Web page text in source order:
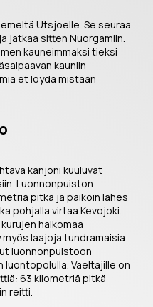
Utsjoelle. Se seuraa
jatkaa sitten Nuorgamiin.
kauneimmaksi tieksi
kauniin
et löydä mistään
kanjoni kuuluvat
Luonnonpuiston
pitkä ja paikoin lähes
pohjalla virtaa Kevojoki.
halkomaa
laajoja tundramaisia
luonnonpuistoon
luontopolulla. Vaeltajille on
63 kilometriä pitkä
reitti.